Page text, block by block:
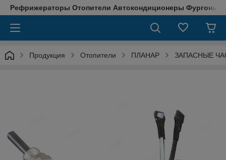
Рефрижераторы Отопители Автокондиционеры Фургоны
Продукция Отопители ПЛАНАР ЗАПАСНЫЕ